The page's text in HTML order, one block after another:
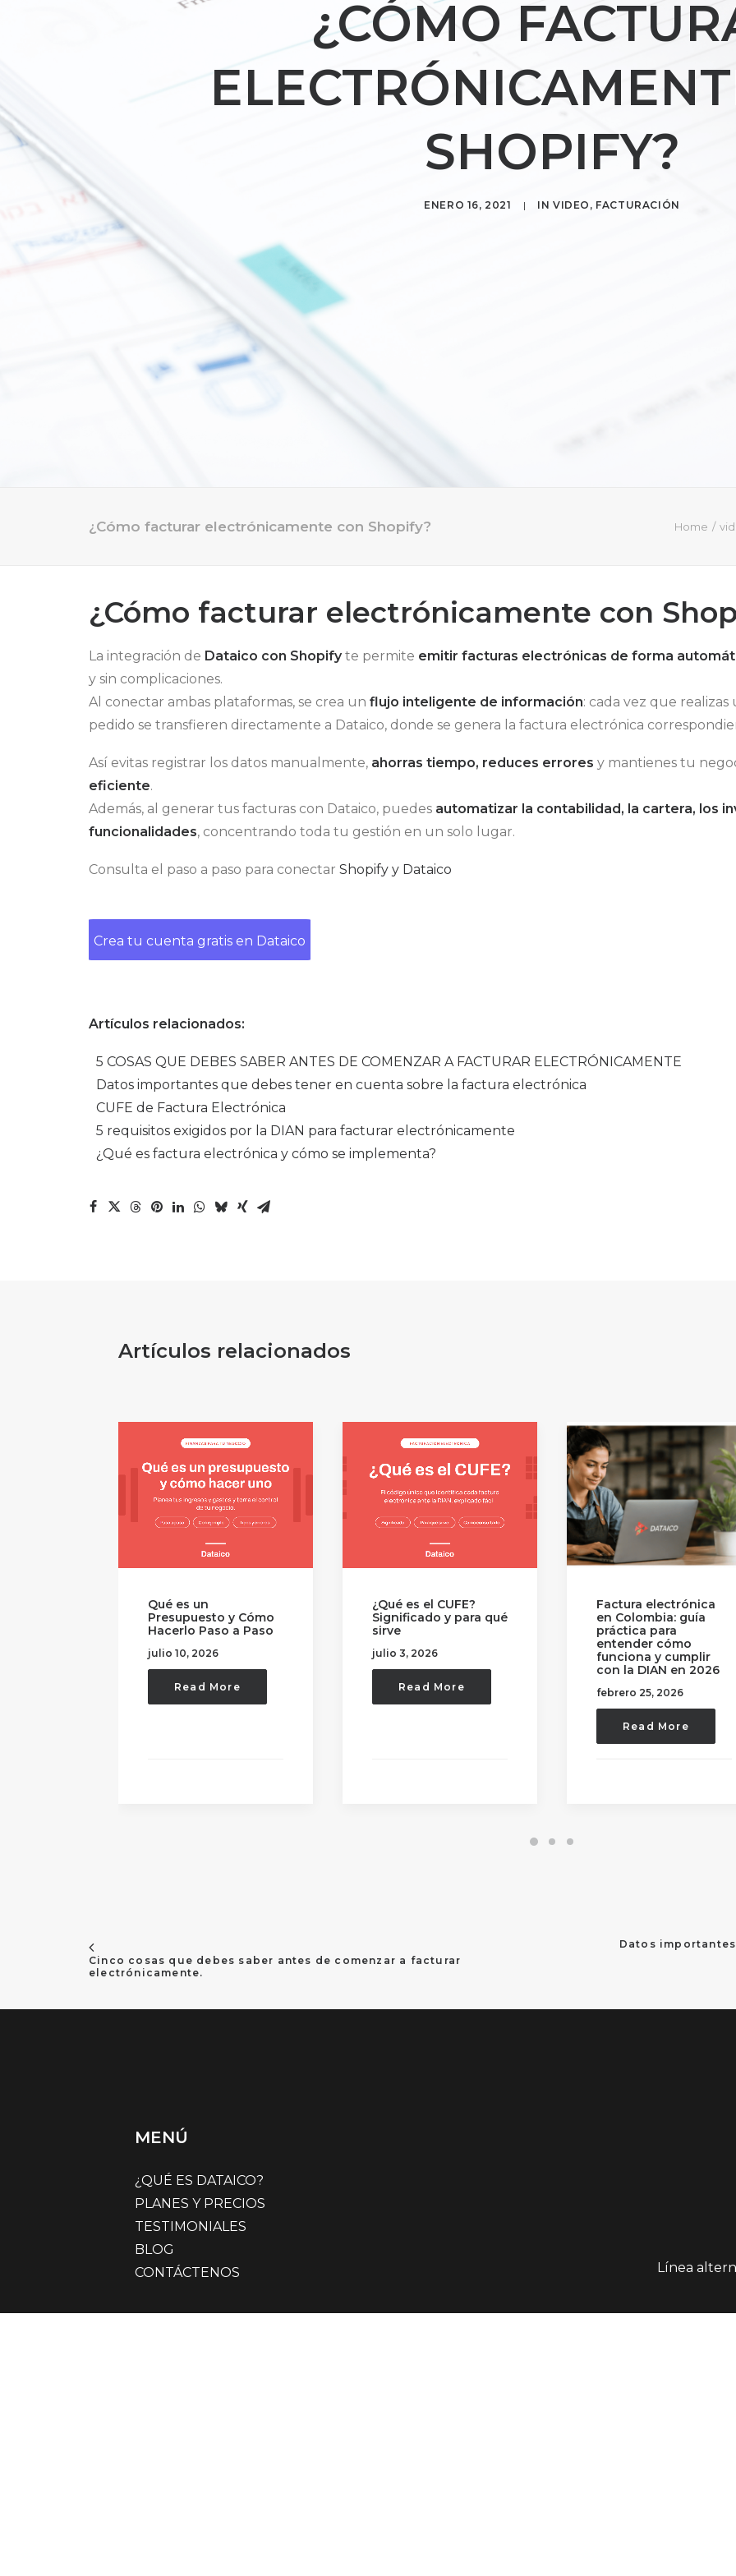
¿CÓMO
SHOPIFY?
ENERO 16, 2021 | IN VIDEO , FACTURACIÓN
¿Cómo facturar electrónicamente con Shopify? Home
¿Cómo facturar electrónicamente con
La integración de Dataico con Shopifyte permite emitir facturas electrónicas de forma
y sin complicaciones.
Al conectar ambas plataformas, se crea un flujo inteligente de información: cada vez que
pedido se transfieren directamente a Dataico, donde se genera la factura electrónica
Así evitas registrar los datos manualmente, ahorras tiempo, reduces errores y mantienes tu
eficiente.
Además, al generar tus facturas con Dataico, puedes automatizar la contabilidad, la cartera, los
funcionalidades, concentrando toda tu gestión en un solo lugar.
Consulta el paso a paso para conectar Shopify y Dataico
Crea tu cuenta gratis en Dataico
Artículos relacionados:
5 COSAS QUE DEBES SABER ANTES DE COMENZAR A FACTURAR ELECTRÓNICAMENTE
Datos importantes que debes tener en cuenta sobre la factura electrónica
CUFE de Factura Electrónica
5 requisitos exigidos por la DIAN para facturar electrónicamente
¿Qué es factura electrónica y cómo se implementa?
Artículos relacionados
¿Qué es el CUFE?
Significado y para qué
sirve
julio 3, 2026
Read More
Factura electrónica
en Colombia: guía
práctica para
funciona y cumplir
con la DIAN en 2026
febrero 25, 2026
Diferencias entre
cuenta de cobro y
una factura
electrónica
febrero 10, 2026
Read More
Cinco cosas que debes saber antes de comenzar a facturar
electrónicamente.
Datos
MENÚ
¿QUÉ ES DATAICO?
PLANES Y PRECIOS
TESTIMONIALES
BLOG
CONTÁCTENOS
Línea